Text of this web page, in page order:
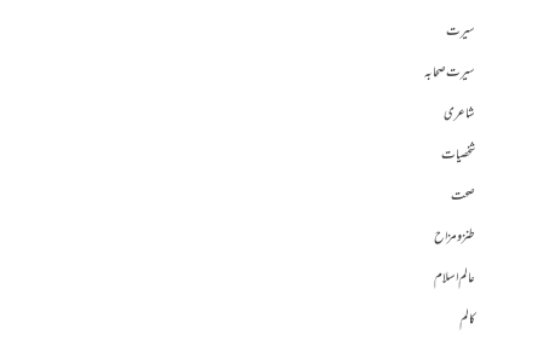
سیرت
سیرت صحابہ
شاعری
شخصیات
صحت
طنز و مزاح
عالم اسلام
کالم